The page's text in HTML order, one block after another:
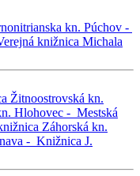
kn. Púchov -
knižnica Michala
Žitnoostrovská kn.
Hlohovec - Mestská
Záhorská kn.
- Knižnica J.